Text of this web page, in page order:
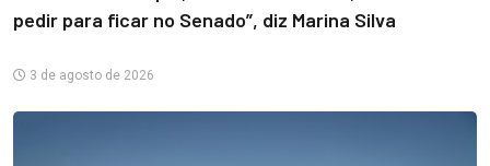
pedir para ficar no Senado”, diz Marina Silva
3 de agosto de 2026